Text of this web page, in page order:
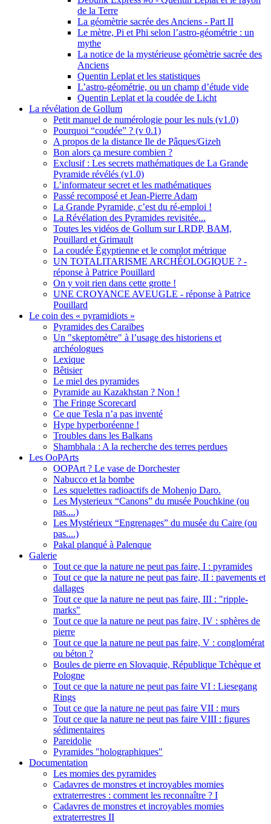
de la Terre
La géomètrie sacrée des Anciens - Part II
Le mètre, Pi et Phi selon l’astro-géométrie : un
mythe
La notice de la mystérieuse géomètrie sacrée des
Anciens
Quentin Leplat et les statistiques
L’astro-géométrie, ou un champ d’étude vide
Quentin Leplat et la coudée de Licht
La révélation de Gollum
Petit manuel de numérologie pour les nuls (v1.0)
Pourquoi “coudée” ? (v 0.1)
A propos de la distance Ile de Pâques/Gizeh
Bon alors ça mesure combien ?
Exclusif : Les secrets mathématiques de La Grande
Pyramide révélés (v1.0)
L’informateur secret et les mathématiques
Passé recomposé et Jean-Pierre Adam
La Grande Pyramide, c’est du ré-emploi !
La Révélation des Pyramides revisitée...
Toutes les vidéos de Gollum sur LRDP, BAM,
Pouillard et Grimault
La coudée Égyptienne et le complot métrique
UN TOTALITARISME ARCHÉOLOGIQUE ? -
réponse à Patrice Pouillard
On y voit rien dans cette grotte !
UNE CROYANCE AVEUGLE - réponse à Patrice
Pouillard
Le coin des « pyramidiots »
Pyramides des Caraïbes
Un "skeptomètre" à l’usage des historiens et
archéologues
Lexique
Bêtisier
Le miel des pyramides
Pyramide au Kazakhstan ? Non !
The Fringe Scorecard
Ce que Tesla n’a pas inventé
Hype hyperboréenne !
Troubles dans les Balkans
Shambhala : A la recherche des terres perdues
Les OoPArts
OOPArt ? Le vase de Dorchester
Nabucco et la bombe
Les squelettes radioactifs de Mohenjo Daro.
Les Mysterieux “Canons” du musée Pouchkine (ou
pas....)
Les Mystérieux “Engrenages” du musée du Caire (ou
pas....)
Pakal planqué à Palenque
Galerie
Tout ce que la nature ne peut pas faire, I : pyramides
Tout ce que la nature ne peut pas faire, II : pavements et
dallages
Tout ce que la nature ne peut pas faire, III : "ripple-
marks"
Tout ce que la nature ne peut pas faire, IV : sphères de
pierre
Tout ce que la nature ne peut pas faire, V : conglomérat
ou béton ?
Boules de pierre en Slovaquie, République Tchèque et
Pologne
Tout ce que la nature ne peut pas faire VI : Liesegang
Rings
Tout ce que la nature ne peut pas faire VII : murs
Tout ce que la nature ne peut pas faire VIII : figures
sédimentaires
Pareidolie
Pyramides "holographiques"
Documentation
Les momies des pyramides
Cadavres de monstres et incroyables momies
extraterrestres : comment les reconnaître ? I
Cadavres de monstres et incroyables momies
extraterrestres II